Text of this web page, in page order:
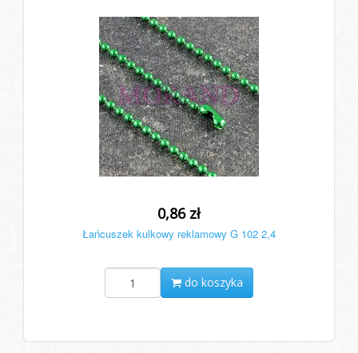
0,86 zł
Łańcuszek kulkowy reklamowy G 102 2,4
do koszyka